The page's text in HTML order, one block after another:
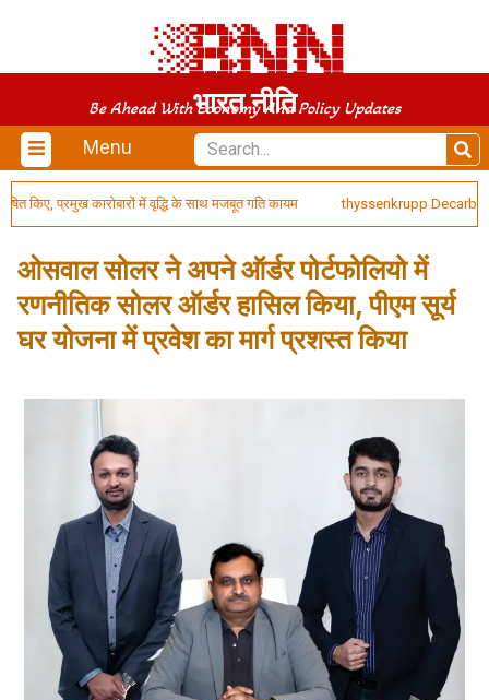
भारत नीति
Be Ahead With Economy And Policy Updates
Menu
किए, प्रमुख कारोबारों में वृद्धि के साथ मजबूत गति कायम thyssenkrupp Decarbon
ओसवाल सोलर ने अपने ऑर्डर पोर्टफोलियो में
रणनीतिक सोलर ऑर्डर हासिल किया, पीएम सूर्य
घर योजना में प्रवेश का मार्ग प्रशस्त किया